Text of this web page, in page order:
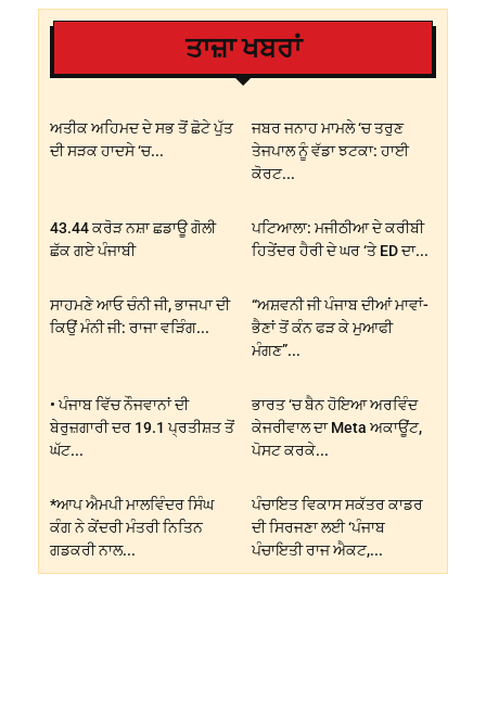
ਤਾਜ਼ਾ ਖਬਰਾਂ
ਅਤੀਕ ਅਹਿਮਦ ਦੇ ਸਭ ਤੋਂ ਛੋਟੇ ਪੁੱਤ
ਦੀ ਸੜਕ ਹਾਦਸੇ ‘ਚ...
ਜਬਰ ਜਨਾਹ ਮਾਮਲੇ ‘ਚ ਤਰੁਣ
ਤੇਜਪਾਲ ਨੂੰ ਵੱਡਾ ਝਟਕਾ: ਹਾਈ
ਕੋਰਟ...
43.44 ਕਰੋੜ ਨਸ਼ਾ ਛਡਾਊ ਗੋਲੀ
ਛੱਕ ਗਏ ਪੰਜਾਬੀ
ਪਟਿਆਲਾ: ਮਜੀਠੀਆ ਦੇ ਕਰੀਬੀ
ਹਿਤੇਂਦਰ ਹੈਰੀ ਦੇ ਘਰ ‘ਤੇ ED ਦਾ...
ਸਾਹਮਣੇ ਆਓ ਚੰਨੀ ਜੀ, ਭਾਜਪਾ ਦੀ
ਕਿਉਂ ਮੰਨੀ ਜੀ: ਰਾਜਾ ਵੜਿੰਗ...
“ਅਸ਼ਵਨੀ ਜੀ ਪੰਜਾਬ ਦੀਆਂ ਮਾਵਾਂ-
ਭੈਣਾਂ ਤੋਂ ਕੰਨ ਫੜ ਕੇ ਮੁਆਫੀ
ਮੰਗਣ”...
• ਪੰਜਾਬ ਵਿੱਚ ਨੌਜਵਾਨਾਂ ਦੀ
ਬੇਰੁਜ਼ਗਾਰੀ ਦਰ 19.1 ਪ੍ਰਤੀਸ਼ਤ ਤੋਂ
ਘੱਟ...
ਭਾਰਤ ‘ਚ ਬੈਨ ਹੋਇਆ ਅਰਵਿੰਦ
ਕੇਜਰੀਵਾਲ ਦਾ Meta ਅਕਾਊਂਟ,
ਪੋਸਟ ਕਰਕੇ...
*ਆਪ ਐਮਪੀ ਮਾਲਵਿੰਦਰ ਸਿੰਘ
ਕੰਗ ਨੇ ਕੇਂਦਰੀ ਮੰਤਰੀ ਨਿਤਿਨ
ਗਡਕਰੀ ਨਾਲ...
ਪੰਚਾਇਤ ਵਿਕਾਸ ਸਕੱਤਰ ਕਾਡਰ
ਦੀ ਸਿਰਜਣਾ ਲਈ ‘ਪੰਜਾਬ
ਪੰਚਾਇਤੀ ਰਾਜ ਐਕਟ,...